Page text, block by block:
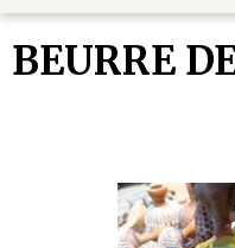
BEURRE